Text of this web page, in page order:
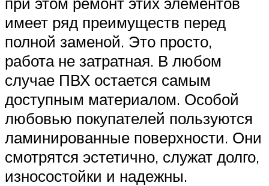
имеет ряд преимуществ перед
полной заменой. Это просто,
работа не затратная. В любом
случае ПВХ остается самым
доступным материалом. Особой
любовью покупателей пользуются
ламинированные поверхности. Они
смотрятся эстетично, служат долго,
износостойки и надежны.